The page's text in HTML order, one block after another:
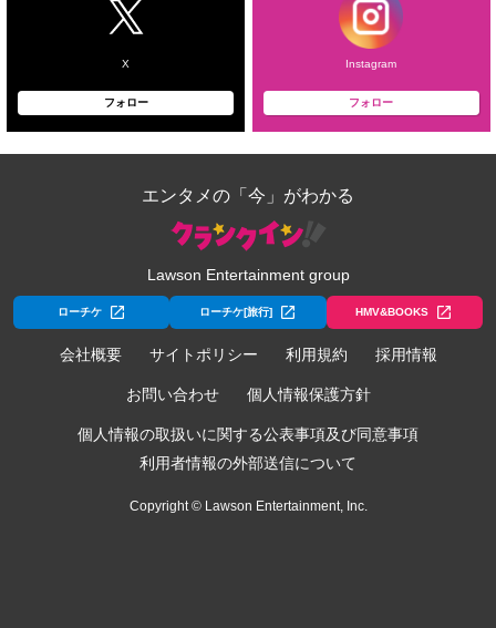
X
フォロー
Instagram
フォロー
エンタメの「今」がわかる
Lawson Entertainment group
ローチケ ローチケ[旅行] HMV&BOOKS
会社概要 サイトポリシー 利用規約 採用情報
お問い合わせ 個人情報保護方針
個人情報の取扱いに関する公表事項及び同意事項
利用者情報の外部送信について
Copyright © Lawson Entertainment, Inc.